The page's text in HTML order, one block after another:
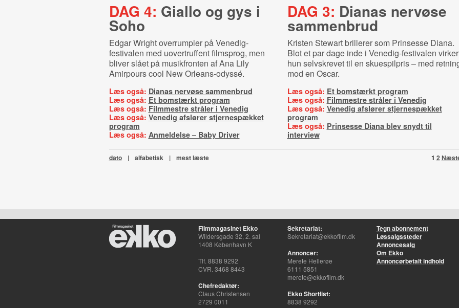
DAG 4: Giallo og gys i
Soho
Edgar Wright overrumpler på Venedig-
festivalen med uovertruffent filmsprog, men
bliver slået på musikfronten af Ana Lily
Amirpours cool New Orleans-odyssé.
Læs også: Dianas nervøse sammenbrud
Læs også: Et bomstærkt program
Læs også: Filmmestre stråler i Venedig
Læs også: Venedig afslører stjernespækket
program
Læs også: Anmeldelse – Baby Driver
DAG 3: Dianas nervøse
sammenbrud
Kristen Stewart brillerer som Prinsesse Diana.
Blot et par dage inde i Venedig-festivalen virker
hun selvskrevet til en skuespilpris – med
mod en Oscar.
Læs også: Et bomstærkt program
Læs også: Filmmestre stråler i Venedig
Læs også: Venedig afslører stjernespækket
program
Læs også: Prinsesse Diana blev snydt til
interview
1 2
dato | alfabetisk | mest læste
Filmmagasinet Ekko
Wildersgade 32, 2. sal
1408 København K
Tlf. 8838 9292
CVR. 3468 8443
Chefredaktør:
Claus Christensen
2729 0011
Sekretariat:
Sekretariat@ekkofilm.dk
Annoncer:
Merete Hellerøe
6111 5851
merete@ekkofilm.dk
Ekko Shortlist:
8838 9292
Tegn abonnement
Løssalgssteder
Annoncesalg
Om Ekko
Annoncørbetalt indhold